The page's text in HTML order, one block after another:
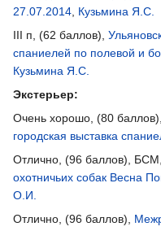
27.07.2014 Кузьмина Я.С.
III п, (62 баллов),
спаниелей по полевой и
Кузьмина Я.С.
Экстерьер:
Очень хорошо, (80
городская выставка
Отлично, (96 баллов), БСМ,
охотничьих собак Весна
О.И.
Отлично, (96 баллов),